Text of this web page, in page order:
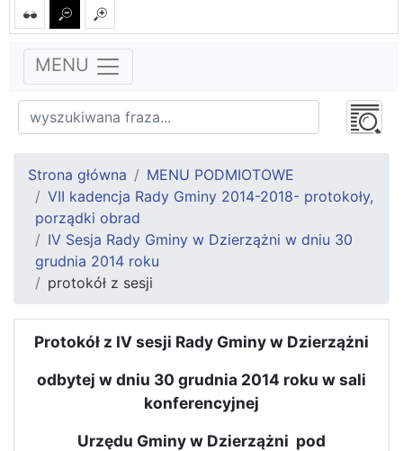
MENU
Strona główna
MENU PODMIOTOWE
VII kadencja Rady Gminy 2014-2018- protokoły,
porządki obrad
IV Sesja Rady Gminy w Dzierzążni w dniu 30
grudnia 2014 roku
protokół z sesji
Protokół z IV sesji Rady Gminy w Dzierzążni
odbytej w dniu 30 grudnia 2014 roku w sali
konferencyjnej
Urzędu Gminy w Dzierzążni pod